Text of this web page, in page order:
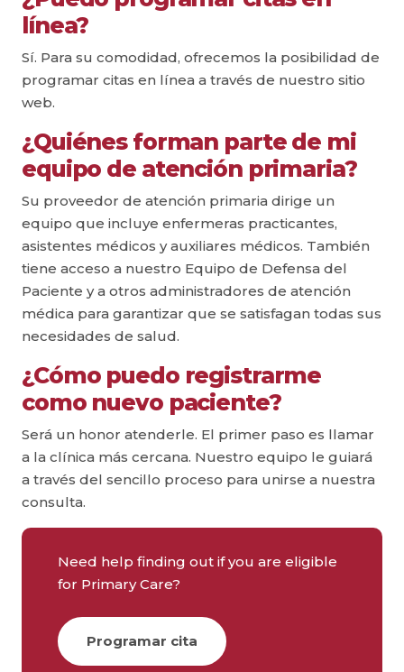
línea?
Sí. Para su comodidad, ofrecemos la posibilidad de
programar citas en línea a través de nuestro sitio
web.
¿Quiénes forman parte de mi
equipo de atención primaria?
Su proveedor de atención primaria dirige un
equipo que incluye enfermeras practicantes,
asistentes médicos y auxiliares médicos. También
tiene acceso a nuestro Equipo de Defensa del
Paciente y a otros administradores de atención
médica para garantizar que se satisfagan todas sus
necesidades de salud.
¿Cómo puedo registrarme
como nuevo paciente?
Será un honor atenderle. El primer paso es llamar
a la clínica más cercana. Nuestro equipo le guiará
a través del sencillo proceso para unirse a nuestra
consulta.
Need help finding out if you are eligible
for Primary Care?
Programar cita